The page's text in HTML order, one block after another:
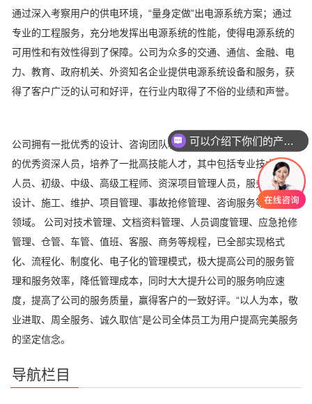
通过深入考察用户的供电环境，“量身定做”出电源系统方案；通过
专业的工程服务，充分地发挥出电源系统的性能，使得电源系统的
可用性和有效性得到了保障。公司为众多的交通、通信、金融、电
力、教育、政府机关、外资知名企业提供电源系统设备和服务，获
得了客户广泛的认可和好评，在行业内取得了不俗的业绩和声誉。
公司拥有一批优秀的设计、咨询团队和大量从事整体机房解决方案
的优秀资深人员，培养了一批高技能人才，其中包括专业技术服务
人员、初级、中级、高级工程师、资深项目管理人员，服务于电力
设计、施工、维护、项目管理、事故抢修管理、咨询服务等各专业
领域。 公司对技术管理、文档资料管理、人员调度管理、应急抢修
管理、仓管、车管、值班、客服、商务等规程，已全部实现格式
化、流程化、制度化、电子化的管理模式，极大提高公司的服务管
理和服务效率，降低管理成本，同时大大提升公司的服务响应速
度，提高了公司的服务质量，赢得客户的一致好评。“以人为本，敬
业进取、周全服务、诚久取信”是公司全体员工为用户提高完美服务
的坚定信念。
导航栏目